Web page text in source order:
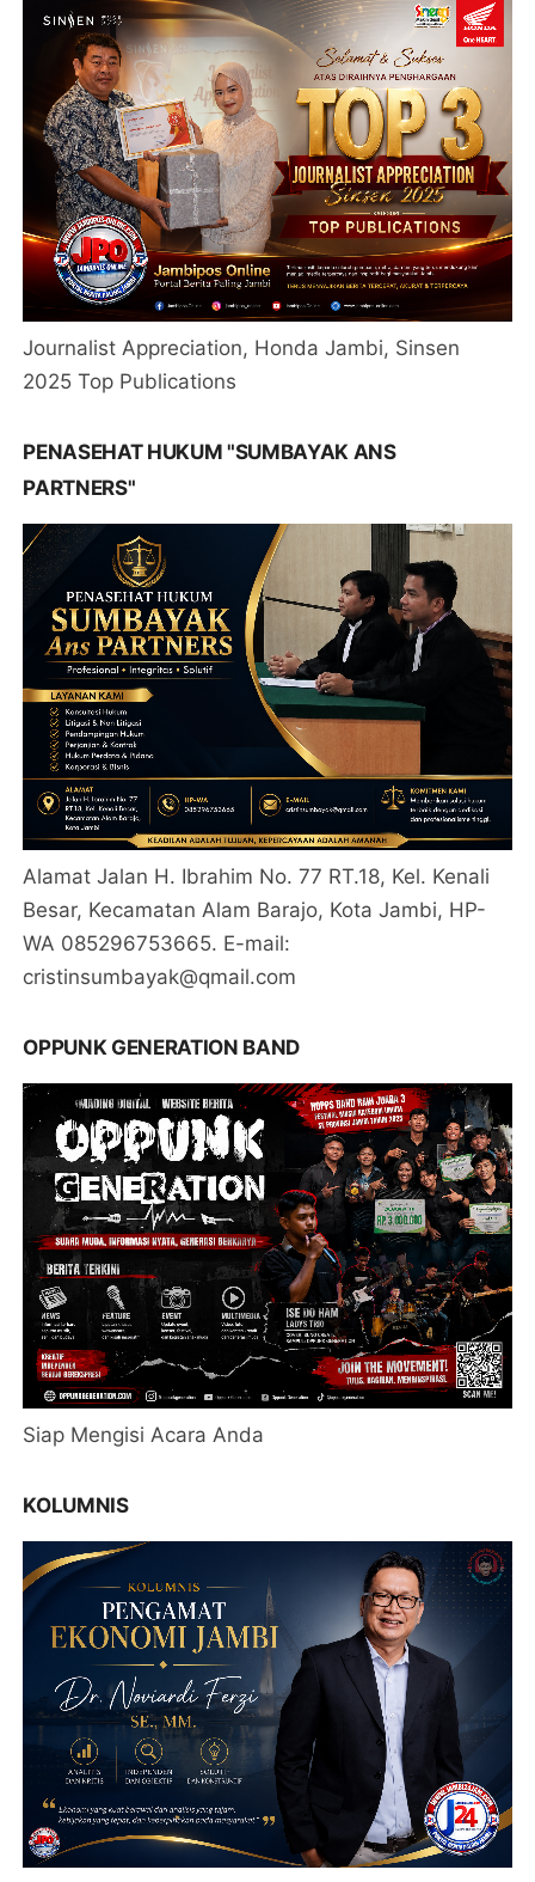
Journalist Appreciation, Honda Jambi, Sinsen
2025 Top Publications
PENASEHAT HUKUM "SUMBAYAK ANS
PARTNERS"
Alamat Jalan H. Ibrahim No. 77 RT.18, Kel. Kenali
Besar, Kecamatan Alam Barajo, Kota Jambi, HP-
WA 085296753665. E-mail:
cristinsumbayak@qmail.com
OPPUNK GENERATION BAND
Siap Mengisi Acara Anda
KOLUMNIS